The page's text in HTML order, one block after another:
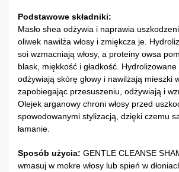
Podstawowe składniki:
Masło shea odżywia i naprawia
oliwek nawilża włosy i zmiękcza je.
soi wzmacniają włosy, a proteiny owsa
blask, miękkość i gładkość.
odżywiają skórę głowy i nawilżają mieszki
zapobiegając przesuszeniu, odżywiają i
Olejek arganowy chroni włosy przed
spowodowanymi stylizacją, dzięki czemu
łamanie.
Sposób użycia: GENTLE CLEANSE
wmasuj w mokre włosy lub spień w